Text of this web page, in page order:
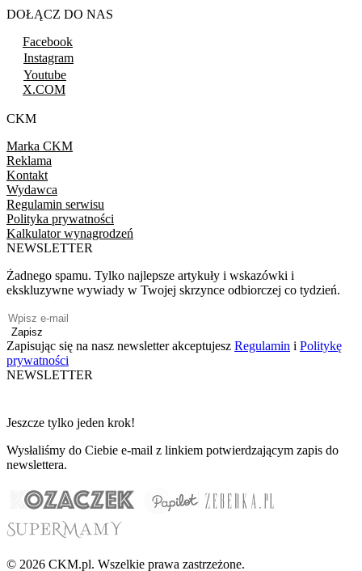
DOŁĄCZ DO NAS
Facebook
Instagram
Youtube
X.COM
CKM
Marka CKM
Reklama
Kontakt
Wydawca
Regulamin serwisu
Polityka prywatności
Kalkulator wynagrodzeń
NEWSLETTER
Żadnego spamu. Tylko najlepsze artykuły i wskazówki i
ekskluzywne wywiady w Twojej skrzynce odbiorczej co tydzień.
Zapisz
Zapisując się na nasz newsletter akceptujesz Regulamin i Politykę
prywatności
NEWSLETTER
Jeszcze tylko jeden krok!
Wysłaliśmy do Ciebie e-mail z linkiem potwierdzającym zapis do
newslettera.
© 2026 CKM.pl. Wszelkie prawa zastrzeżone.